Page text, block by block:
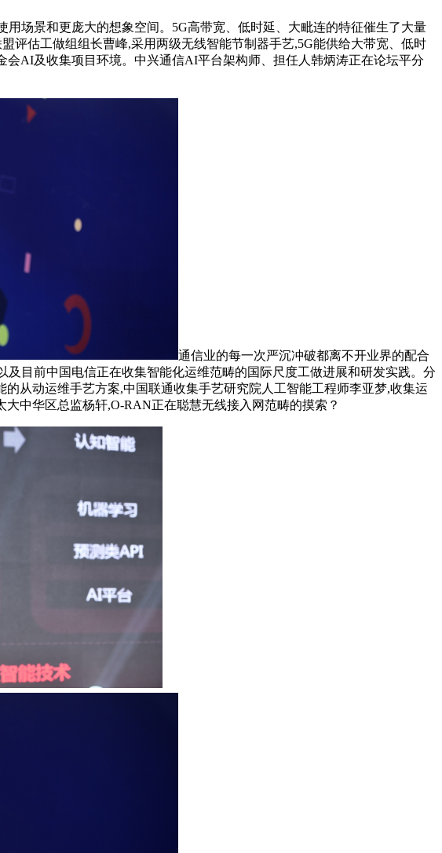
场景和更庞大的想象空间。5G高带宽、低时延、大毗连的特征催生了大量
评估工做组组长曹峰,采用两级无线智能节制器手艺,5G能供给大带宽、低时
AI及收集项目环境。中兴通信AI平台架构师、担任人韩炳涛正在论坛平分
通信业的每一次严沉冲破都离不开业界的配合
目前中国电信正在收集智能化运维范畴的国际尺度工做进展和研发实践。分
从动运维手艺方案,中国联通收集手艺研究院人工智能工程师李亚梦,收集运
中华区总监杨轩,O-RAN正在聪慧无线接入网范畴的摸索？